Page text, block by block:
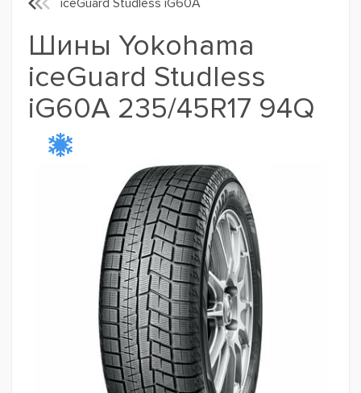
iceGuard Studless iG60A
Шины Yokohama
iceGuard Studless
iG60A 235/45R17 94Q